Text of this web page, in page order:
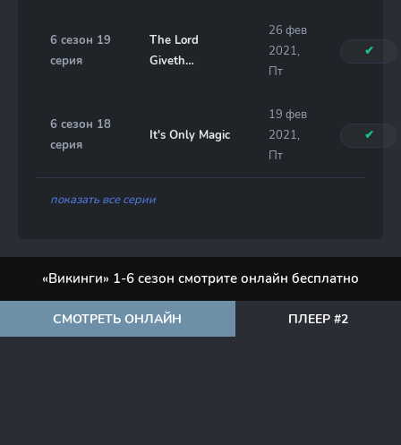
6 сезон 19
серия
The Lord
Giveth…
26 фев
2021,
Пт
✔
6 сезон 18
серия
It's Only Magic
19 фев
2021,
Пт
✔
показать все серии
«Викинги» 1-6 сезон смотрите онлайн бесплатно
СМОТРЕТЬ ОНЛАЙН ПЛЕЕР #2